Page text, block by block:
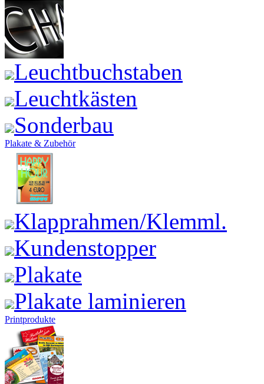
Leuchtbuchstaben
Leuchtkästen
Sonderbau
Plakate & Zubehör
Klapprahmen/Klemml.
Kundenstopper
Plakate
Plakate laminieren
Printprodukte